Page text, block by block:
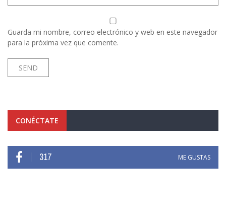
Guarda mi nombre, correo electrónico y web en este navegador
para la próxima vez que comente.
CONÉCTATE
317 ME GUSTAS